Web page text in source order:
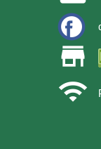
store
wifi